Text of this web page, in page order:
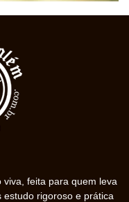
feita para quem leva
rigoroso e prática